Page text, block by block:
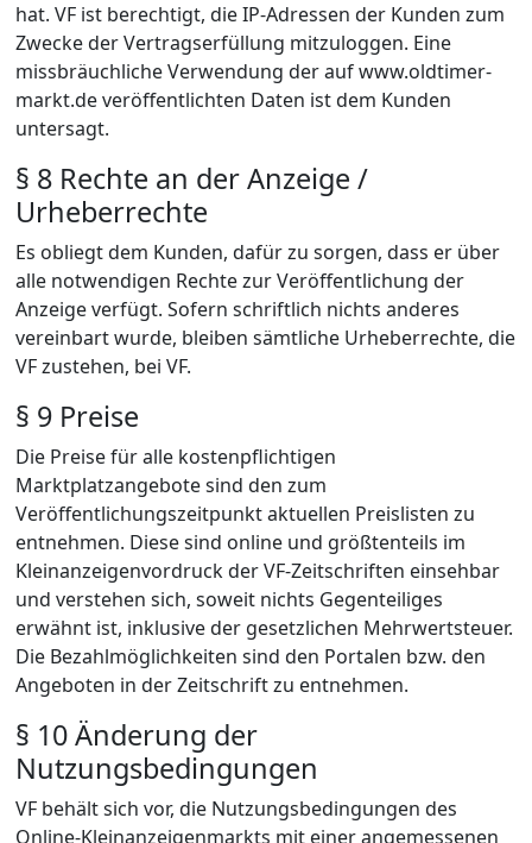
hat. VF ist berechtigt, die IP-Adressen der Kunden zum
Zwecke der Vertragserfüllung mitzuloggen. Eine
missbräuchliche Verwendung der auf www.oldtimer-
markt.de veröffentlichten Daten ist dem Kunden
untersagt.
§ 8 Rechte an der Anzeige /
Urheberrechte
Es obliegt dem Kunden, dafür zu sorgen, dass er über
alle notwendigen Rechte zur Veröffentlichung der
Anzeige verfügt. Sofern schriftlich nichts anderes
vereinbart wurde, bleiben sämtliche Urheberrechte, die
VF zustehen, bei VF.
§ 9 Preise
Die Preise für alle kostenpflichtigen
Marktplatzangebote sind den zum
Veröffentlichungszeitpunkt aktuellen Preislisten zu
entnehmen. Diese sind online und größtenteils im
Kleinanzeigenvordruck der VF-Zeitschriften einsehbar
und verstehen sich, soweit nichts Gegenteiliges
erwähnt ist, inklusive der gesetzlichen Mehrwertsteuer.
Die Bezahlmöglichkeiten sind den Portalen bzw. den
Angeboten in der Zeitschrift zu entnehmen.
§ 10 Änderung der
Nutzungsbedingungen
VF behält sich vor, die Nutzungsbedingungen des
Online-Kleinanzeigenmarkts mit einer angemessenen